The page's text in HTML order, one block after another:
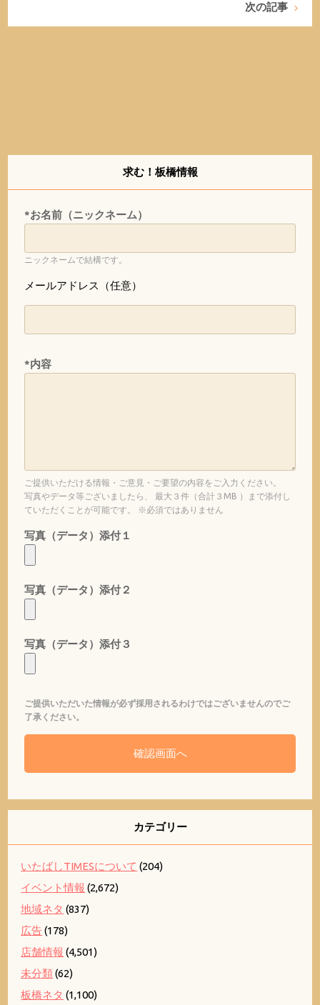
次の記事
求む！板橋情報
*お名前（ニックネーム）
ニックネームで結構です。
メールアドレス（任意）
*内容
ご提供いただける情報・ご意見・ご要望の内容をご入力ください。
写真やデータ等ございましたら、 最大３件（合計３MB ）まで添付し
ていただくことが可能です。 ※必須ではありません
写真（データ）添付１
写真（データ）添付２
写真（データ）添付３
ご提供いただいた情報が必ず採用されるわけではございませんのでご
了承ください。
カテゴリー
いたばしTIMESについて (204)
イベント情報 (2,672)
地域ネタ (837)
広告(178)
店舗情報 (4,501)
未分類(62)
板橋ネタ (1,100)